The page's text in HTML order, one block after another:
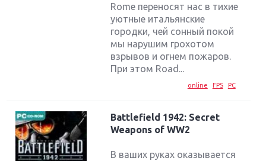
Rome переносят нас в тихие
уютные итальянские
городки, чей сонный покой
мы нарушим грохотом
взрывов и огнем пожаров.
При этом Road...
online FPS PC
Battlefield 1942: Secret
Weapons of WW2
В ваших руках оказывается